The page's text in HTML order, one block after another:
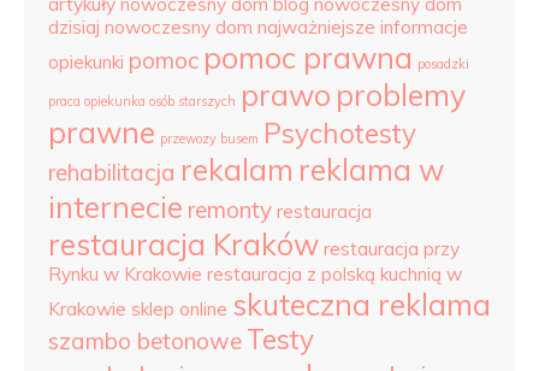
dzisiaj nowoczesny dom najważniejsze informacje
opiekunki pomoc pomoc prawna posadzki
praca opiekunka osób starszych prawo problemy
prawne przewozy busem Psychotesty
rehabilitacja rekalam reklama w
internecie remonty restauracja
restauracja Kraków restauracja przy
Rynku w Krakowie restauracja z polską kuchnią w
Krakowie sklep online skuteczna reklama
szambo betonowe Testy